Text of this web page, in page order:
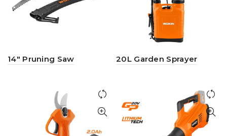
14″ Pruning Saw 20L Garden Sprayer